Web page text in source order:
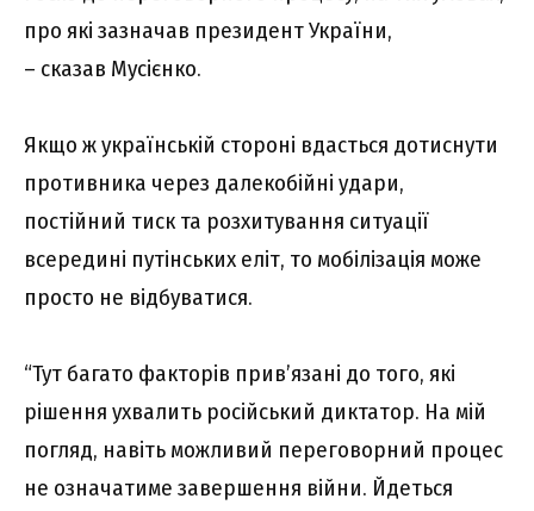
про які зазначав президент України,
– сказав Мусієнко.
Якщо ж українській стороні вдасться дотиснути
противника через далекобійні удари,
постійний тиск та розхитування ситуації
всередині путінських еліт, то мобілізація може
просто не відбуватися.
“Тут багато факторів прив’язані до того, які
рішення ухвалить російський диктатор. На мій
погляд, навіть можливий переговорний процес
не означатиме завершення війни. Йдеться